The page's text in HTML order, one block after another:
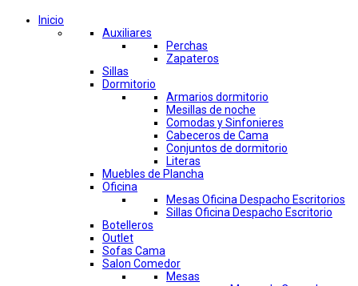
Inicio
Auxiliares
Perchas
Zapateros
Sillas
Dormitorio
Armarios dormitorio
Mesillas de noche
Comodas y Sinfonieres
Cabeceros de Cama
Conjuntos de dormitorio
Literas
Muebles de Plancha
Oficina
Mesas Oficina Despacho Escritorios
Sillas Oficina Despacho Escritorio
Botelleros
Outlet
Sofas Cama
Salon Comedor
Mesas